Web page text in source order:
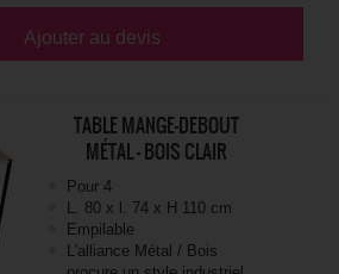
Ajouter au devis
TABLE MANGE-DEBOUT
MÉTAL - BOIS CLAIR
Pour 4
L. 80 x l. 74 x H 110 cm
Empilable
L'alliance Métal / Bois